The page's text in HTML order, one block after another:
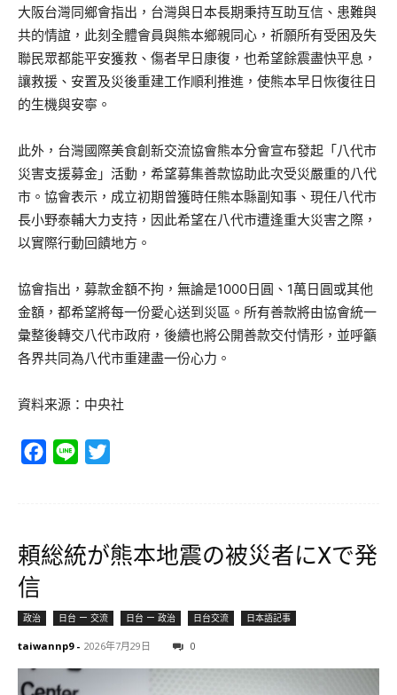
大阪台灣同鄉會指出，台灣與日本長期秉持互助互信、患難與
共的情誼，此刻全體會員與熊本鄉親同心，祈願所有受困及失
聯民眾都能平安獲救、傷者早日康復，也希望餘震盡快平息，
讓救援、安置及災後重建工作順利推進，使熊本早日恢復往日
的生機與安寧。
此外，台灣國際美食創新交流協會熊本分會宣布發起「八代市
災害支援募金」活動，希望募集善款協助此次受災嚴重的八代
市。協會表示，成立初期曾獲時任熊本縣副知事、現任八代市
長小野泰輔大力支持，因此希望在八代市遭逢重大災害之際，
以實際行動回饋地方。
協會指出，募款金額不拘，無論是1000日圓、1萬日圓或其他
金額，都希望將每一份愛心送到災區。所有善款將由協會統一
彙整後轉交八代市政府，後續也將公開善款交付情形，並呼籲
各界共同為八代市重建盡一份心力。
資料来源：中央社
Facebook
Line
頼総統が熊本地震の被災者にXで発
信
政治 日台 ー 交流 日台 ー 政治 日台交流 日本語記事
taiwannp9 - 2026年7月29日 0